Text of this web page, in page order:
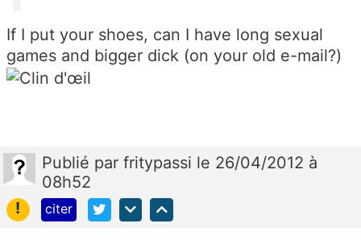
If I put your shoes, can I have long sexual
games and bigger dick (on your old e-mail?)
Publié par fritypassi le 26/04/2012 à
08h52
!
citer